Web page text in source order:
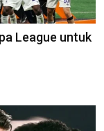
League untuk